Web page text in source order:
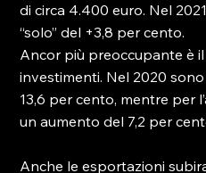
di circa 4.400 euro. Nel
“solo” del +3,8 per cento.
Ancor più preoccupante è
investimenti. Nel 2020
13,6 per cento, mentre per
un aumento del 7,2 per
Anche le esportazioni